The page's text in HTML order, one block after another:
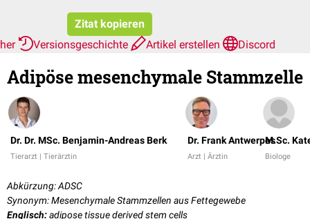
Zitat kopieren
Versionsgeschichte Artikel erstellen Discord
Adipöse mesenchymale Stammzelle
Dr. Dr. MSc. Benjamin-Andreas Berk
Tierarzt | Tierärztin
Dr. Frank Antwerpes
Arzt | Ärztin
M.Sc.
Biologe
Abkürzung: ADSC
Synonym: Mesenchymale Stammzellen aus Fettegewebe
Englisch:adipose tissue derived stem cells